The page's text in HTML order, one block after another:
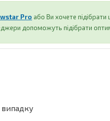
Pro або Ви хочете
допоможуть підібрати
випадку